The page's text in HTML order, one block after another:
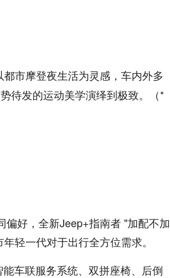
市摩登夜生活为灵感，车内外多
待发的运动美学演绎到极致。（*
偏好，全新Jeep+指南者 "加配不加
轻一代对于出行全方位需求。
车联服务系统、双拼座椅、后倒